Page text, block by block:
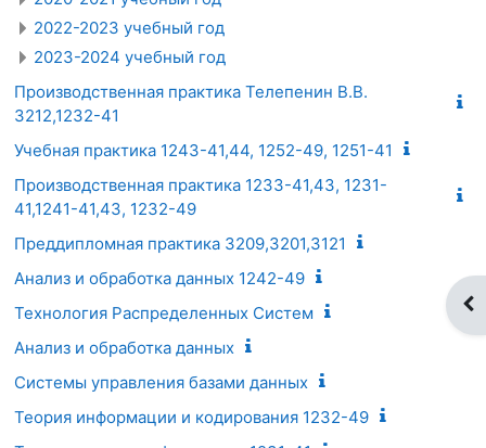
2022-2023 учебный год
2023-2024 учебный год
Производственная практика Телепенин В.В.
3212,1232-41
Учебная практика 1243-41,44, 1252-49, 1251-41
Производственная практика 1233-41,43, 1231-
41,1241-41,43, 1232-49
Преддипломная практика 3209,3201,3121
Анализ и обработка данных 1242-49
Технология Распределенных Систем
Анализ и обработка данных
Системы управления базами данных
Теория информации и кодирования 1232-49